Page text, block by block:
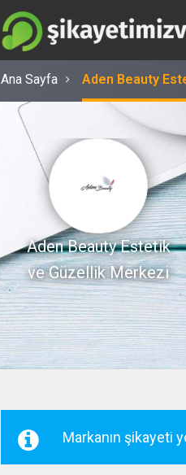
Ana Sayfa Aden Beauty
Aden Beauty Estetik
ve Güzellik Merkezi
Markanın şikayeti